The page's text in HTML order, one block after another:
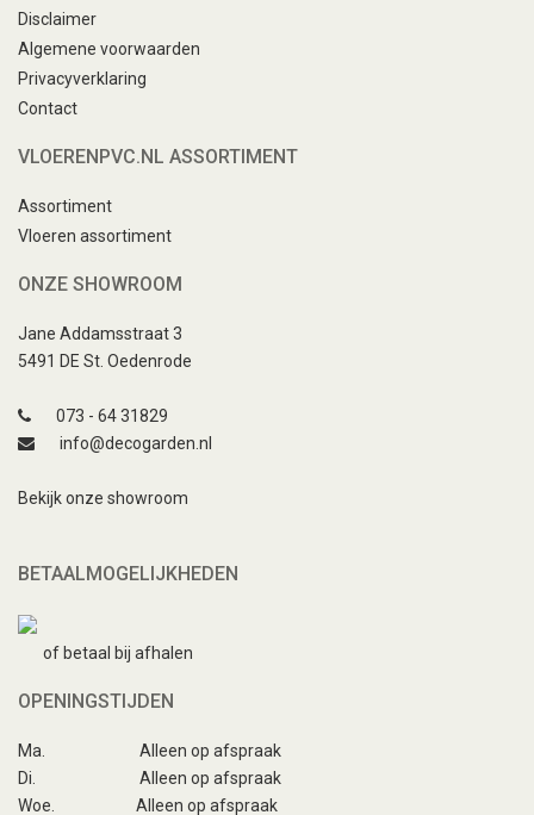
Disclaimer
Algemene voorwaarden
Privacyverklaring
Contact
VLOERENPVC.NL ASSORTIMENT
Assortiment
Vloeren assortiment
ONZE SHOWROOM
Jane Addamsstraat 3
5491 DE St. Oedenrode
073 - 64 31829
info@decogarden.nl
Bekijk onze showroom
BETAALMOGELIJKHEDEN
of betaal bij afhalen
OPENINGSTIJDEN
Ma.
Alleen op afspraak
Di.
Alleen op afspraak
Woe.
Alleen op afspraak